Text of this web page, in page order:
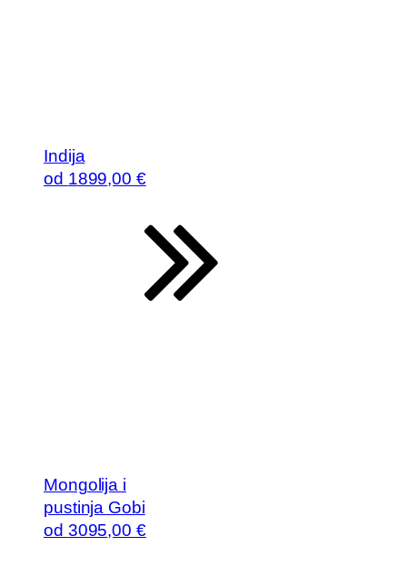
Indija
od 1899,00 €
Mongolija i
pustinja Gobi
od 3095,00 €